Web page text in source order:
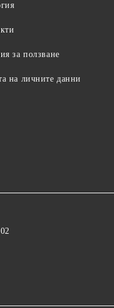
за ползване
на личните данни